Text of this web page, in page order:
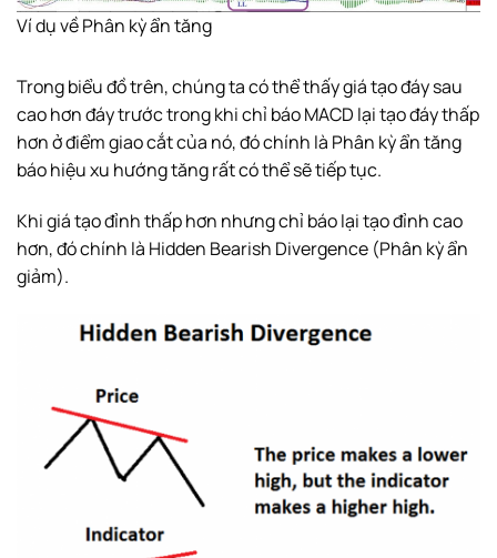
Ví dụ về Phân kỳ ẩn tăng
Trong biểu đồ trên, chúng ta có thể thấy giá tạo đáy sau
cao hơn đáy trước trong khi chỉ báo MACD lại tạo đáy thấp
hơn ở điểm giao cắt của nó, đó chính là Phân kỳ ẩn tăng
báo hiệu xu hướng tăng rất có thể sẽ tiếp tục.
Khi giá tạo đỉnh thấp hơn nhưng chỉ báo lại tạo đỉnh cao
hơn, đó chính là Hidden Bearish Divergence (Phân kỳ ẩn
giảm).